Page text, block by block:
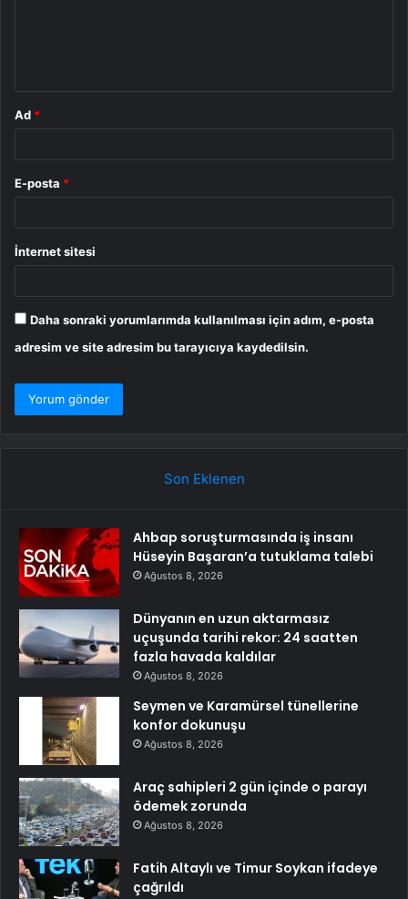
Ad *
E-posta *
İnternet sitesi
Daha sonraki yorumlarımda kullanılması için adım, e-posta
adresim ve site adresim bu tarayıcıya kaydedilsin.
Son Eklenen
Ahbap soruşturmasında iş insanı
Hüseyin Başaran’a tutuklama talebi
Ağustos 8, 2026
Dünyanın en uzun aktarmasız
uçuşunda tarihi rekor: 24 saatten
fazla havada kaldılar
Ağustos 8, 2026
Seymen ve Karamürsel tünellerine
konfor dokunuşu
Ağustos 8, 2026
Araç sahipleri 2 gün içinde o parayı
ödemek zorunda
Ağustos 8, 2026
Fatih Altaylı ve Timur Soykan ifadeye
çağrıldı